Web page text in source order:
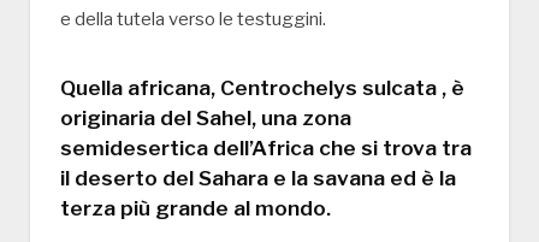
e della tutela verso le testuggini.
Quella africana, Centrochelys sulcata , è
originaria del Sahel, una zona
semidesertica dell’Africa che si trova tra
il deserto del Sahara e la savana ed è la
terza più grande al mondo.